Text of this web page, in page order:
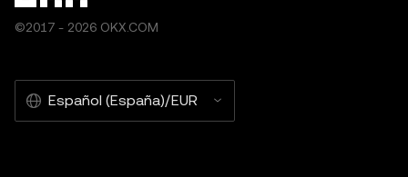
©2017 - 2026 OKX.COM
Español (España)/EUR